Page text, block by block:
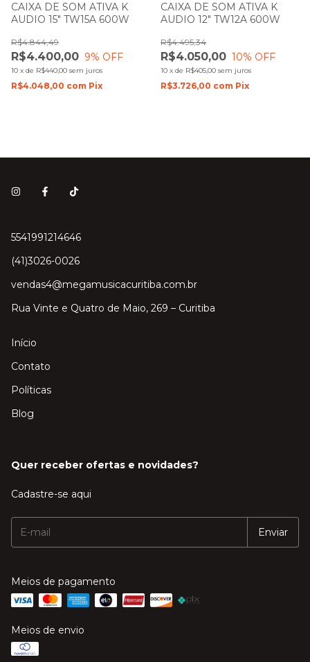
CAIXA DE SOM ATIVA K
AUDIO 15" TW15A 600W
R$4.400,00
R$4.844,49
9% OFF
10 x de R$440,00 sem juros
R$4.048,00 com Pix
CAIXA DE SOM ATIVA K
AUDIO 12" TW12A 600W
R$4.050,00
R$4.495,34
10% OFF
10 x de R$405,00 sem juros
R$3.726,00 com Pix
5541991214646
(41)3026-0026
vendas4@megamusicacuritiba.com.br
Rua Vinte e Quatro de Maio, 269 – Curitiba
Início
Contato
Políticas
Blog
Quer receber ofertas e novidades?
Cadastre-se aqui
Meios de pagamento
Meios de envio